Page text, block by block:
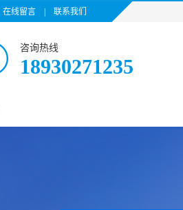
在线留言 联系我们
咨询热线
18930271235